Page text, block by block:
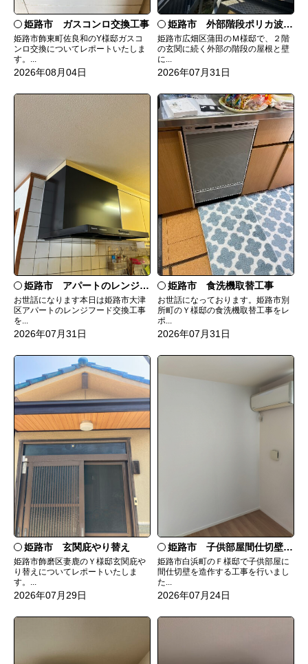
姫路市 ガスコンロ交換工事
姫路市飾東町佐良和のY様邸ガスコ
ンロ交換についてレポートいたしま
す。...
2026年08月04日
姫路市 外部階段ポリカ波板張替工事
姫路市広畑区蒲田のＭ様邸で、２階
の玄関に続く外部の階段の屋根と壁
に...
2026年07月31日
姫路市 アパートのレンジフード交換
お世話になります本日は姫路市大津
区アパートのレンジフード交換工事
を...
2026年07月31日
姫路市 食洗機取替工事
お世話になっております。姫路市別
所町のＹ様邸の食洗機取替工事をレ
ポ...
2026年07月31日
姫路市 玄関庇やり替え
姫路市飾磨区妻鹿のＹ様邸玄関庇や
り替えについてレポートいたしま
す。...
2026年07月29日
姫路市 子供部屋間仕切壁造作
姫路市白浜町のＦ様邸で子供部屋に
間仕切壁を造作する工事を行いまし
た...
2026年07月24日